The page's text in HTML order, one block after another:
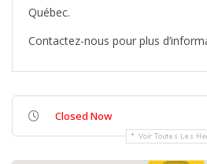
Québec.
Contactez-nous pour plus
Closed Now
Voir Toutes Les